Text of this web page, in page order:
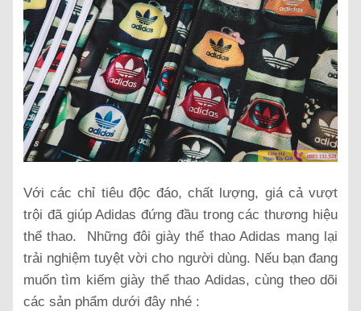
Với các chỉ tiêu độc đáo, chất lượng, giá cả vượt
trội đã giúp Adidas đứng đầu trong các thương hiệu
thể thao. Những đôi giày thể thao Adidas mang lại
trải nghiệm tuyệt vời cho người dùng. Nếu bạn đang
muốn tìm kiếm giày thể thao Adidas, cùng theo dõi
các sản phẩm dưới đây nhé :